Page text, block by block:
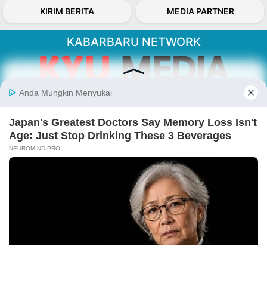
KIRIM BERITA MEDIA PARTNER
KABARBARU NETWORK
Kabarbaru.co menyajikan berita aktual dan
inspiratif dari sudut pandang berbaik sangka
Follow Kabarbaru